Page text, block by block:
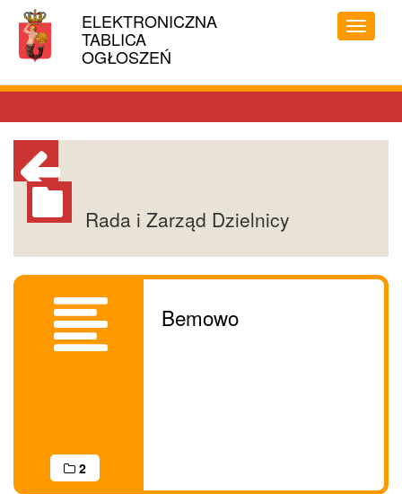
Linki
ułatwień
dostępu
menu
MIASTO
STOŁECZNE
WARSZAWA
ELEKTRONICZNA
TABLICA
OGŁOSZEŃ
do
strony
Rada i Zarząd Dzielnicy
2
Bemowo